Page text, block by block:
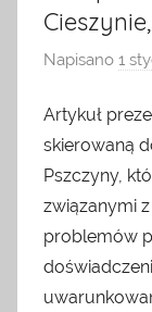
Napisano 1
Artykuł
skierowaną
Pszczyny,
związanymi
problemów